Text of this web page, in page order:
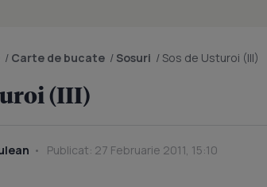
/ Carte de bucate / Sosuri /Sos de Usturoi (III)
(III)
Publicat: 27 Februarie 2011, 15:10